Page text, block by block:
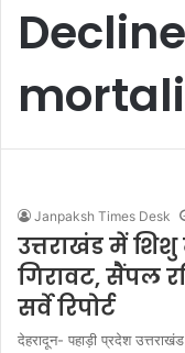
Janpaksh Times Desk
उत्तराखंड में
गिरावट, सैंपल
सर्वे रिपोर्ट
देहरादून- पहाड़ी प्रदेश